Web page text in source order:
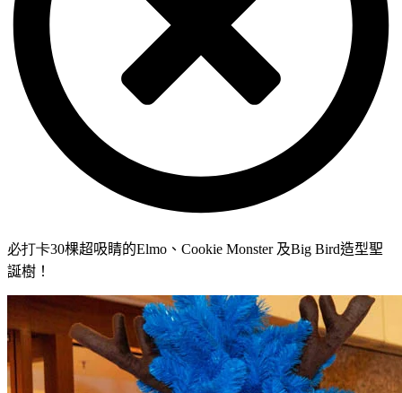
必打卡30棵超吸睛的Elmo 、 Cookie Monster 及Big Bird造型聖
誕樹！